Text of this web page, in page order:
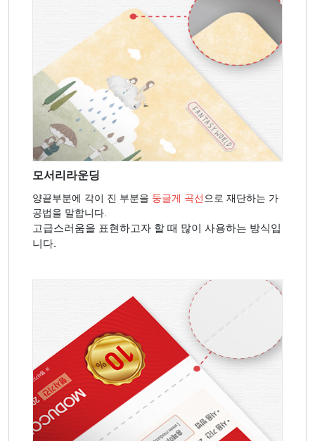
모서리라운딩
양끝부분에 각이 진 부분을 둥글게 곡선으로 재단하는 가
공법을 말합니다.
고급스러움을 표현하고자 할 때 많이 사용하는 방식입
니다.